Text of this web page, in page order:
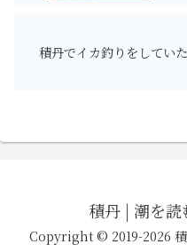
積丹でイカ釣りをしてい
積丹 | 潮を読
Copyright © 2019-2026 積